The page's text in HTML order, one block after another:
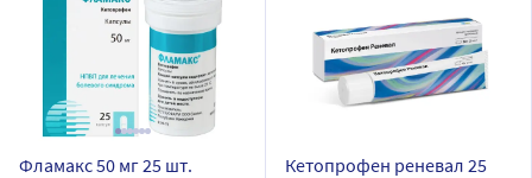
Фламакс 50 мг 25 шт.
Кетопрофен реневал 25